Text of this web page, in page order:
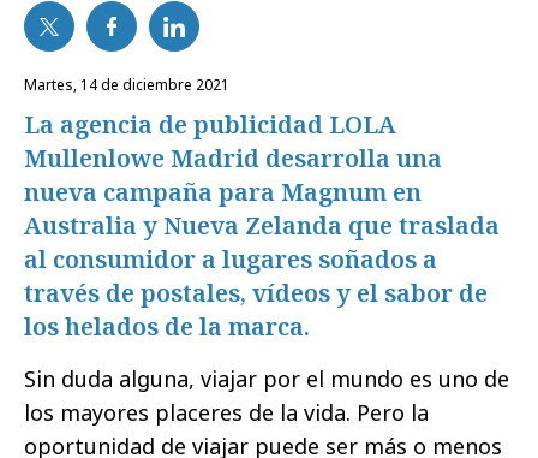
martes, 14 de diciembre 2021
La agencia de publicidad LOLA
Mullenlowe Madrid desarrolla una
nueva campaña para Magnum en
Australia y Nueva Zelanda que traslada
al consumidor a lugares soñados a
través de postales, vídeos y el sabor de
los helados de la marca.
Sin duda alguna, viajar por el mundo es uno de
los mayores placeres de la vida. Pero la
oportunidad de viajar puede ser más o menos